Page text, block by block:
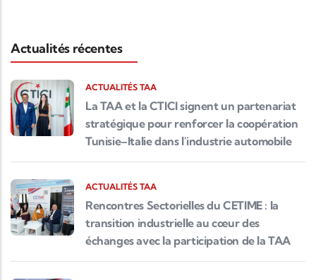
Actualités récentes
ACTUALITÉS TAA
La TAA et la CTICI signent un partenariat
stratégique pour renforcer la coopération
Tunisie–Italie dans l'industrie automobile
ACTUALITÉS TAA
Rencontres Sectorielles du CETIME : la
transition industrielle au cœur des
échanges avec la participation de la TAA